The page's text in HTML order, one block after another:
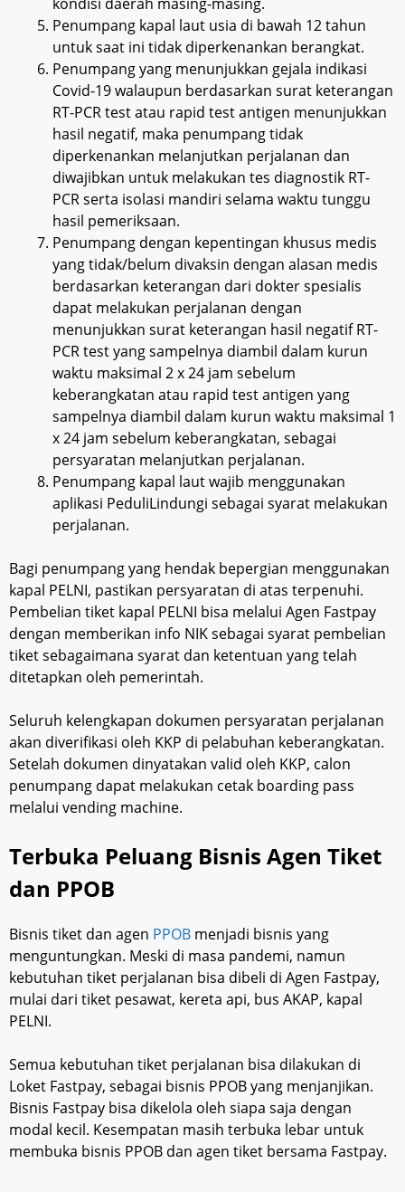
Penumpang kapal laut usia di bawah 12 tahun
untuk saat ini tidak diperkenankan berangkat.
Penumpang yang menunjukkan gejala indikasi
Covid-19 walaupun berdasarkan surat keterangan
RT-PCR test atau rapid test antigen menunjukkan
hasil negatif, maka penumpang tidak
diperkenankan melanjutkan perjalanan dan
diwajibkan untuk melakukan tes diagnostik RT-
PCR serta isolasi mandiri selama waktu tunggu
hasil pemeriksaan.
Penumpang dengan kepentingan khusus medis
yang tidak/belum divaksin dengan alasan medis
berdasarkan keterangan dari dokter spesialis
dapat melakukan perjalanan dengan
menunjukkan surat keterangan hasil negatif RT-
PCR test yang sampelnya diambil dalam kurun
waktu maksimal 2 x 24 jam sebelum
keberangkatan atau rapid test antigen yang
sampelnya diambil dalam kurun waktu maksimal 1
x 24 jam sebelum keberangkatan, sebagai
persyaratan melanjutkan perjalanan.
Penumpang kapal laut wajib menggunakan
aplikasi PeduliLindungi sebagai syarat melakukan
perjalanan.
Bagi penumpang yang hendak bepergian menggunakan
kapal PELNI, pastikan persyaratan di atas terpenuhi.
Pembelian tiket kapal PELNI bisa melalui Agen Fastpay
dengan memberikan info NIK sebagai syarat pembelian
tiket sebagaimana syarat dan ketentuan yang telah
ditetapkan oleh pemerintah.
Seluruh kelengkapan dokumen persyaratan perjalanan
akan diverifikasi oleh KKP di pelabuhan keberangkatan.
Setelah dokumen dinyatakan valid oleh KKP, calon
penumpang dapat melakukan cetak boarding pass
melalui vending machine.
Terbuka Peluang Bisnis Agen Tiket
dan PPOB
Bisnis tiket dan agen PPOB menjadi bisnis yang
menguntungkan. Meski di masa pandemi, namun
kebutuhan tiket perjalanan bisa dibeli di Agen Fastpay,
mulai dari tiket pesawat, kereta api, bus AKAP, kapal
PELNI.
Semua kebutuhan tiket perjalanan bisa dilakukan di
Loket Fastpay, sebagai bisnis PPOB yang menjanjikan.
Bisnis Fastpay bisa dikelola oleh siapa saja dengan
modal kecil. Kesempatan masih terbuka lebar untuk
membuka bisnis PPOB dan agen tiket bersama Fastpay.